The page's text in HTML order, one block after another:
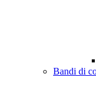
Bandi di